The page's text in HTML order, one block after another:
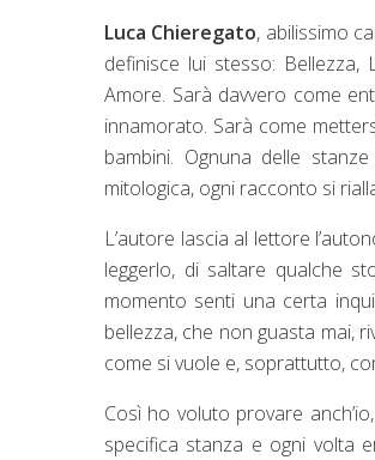
Luca Chieregato, abilissimo
definisce lui stesso: Bellezza,
Amore. Sarà davvero come
innamorato. Sarà come
bambini. Ognuna delle
mitologica, ogni racconto si
L’autore lascia al lettore
leggerlo, di saltare qualche
momento senti una certa
bellezza, che non guasta mai,
come si vuole e, soprattutto,
Così ho voluto provare
specifica stanza e ogni volta